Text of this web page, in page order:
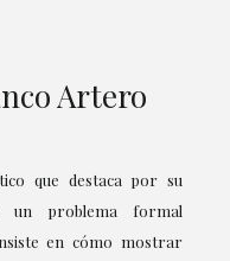
Artero
que destaca por su
un problema formal
en cómo mostrar